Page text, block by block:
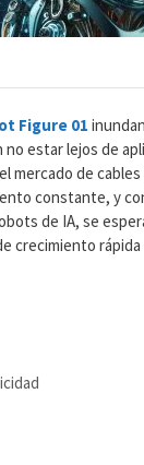
Figure 01
estar lejos de
mercado de
constante, y
de IA, se
crecimiento